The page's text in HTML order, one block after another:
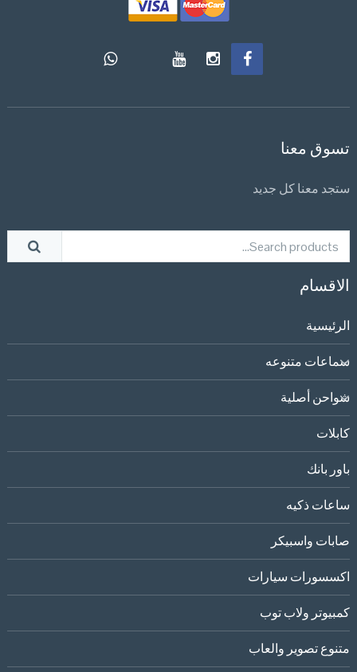
تسوق معنا
ستجد معنا كل جديد
الاقسام
الرئيسية
سماعات متنوعه
شواحن أصلية
كابلات
باور بانك
ساعات ذكيه
صابات واسبيكر
اكسسورات سيارات
كمبيوتر ولاب توب
متنوع تصوير والعاب